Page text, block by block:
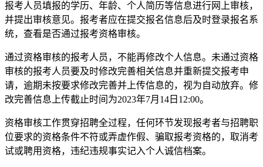
报考人员填报的学历、年龄、个人简历等信息进行网上审核，
并提出审核意见。报考者应在提交报名信息后及时登录报名系
统，查看是否通过报考资格审核。
通过资格审核的报考人员，不能再修改个人信息。未通过资格
审核的报考人员要及时修改完善相关信息并重新提交报考申
请，逾期未按要求修改完善并上传信息的，视为自动放弃。修
改完善信息上传截止时间为2023年7月14日12:00。
资格审核工作贯穿招聘全过程，任何环节发现报考者与招聘职
位要求的资格条件不符或弄虚作假、骗取报考资格的，取消考
试或聘用资格，违纪违规事实记入个人诚信档案。